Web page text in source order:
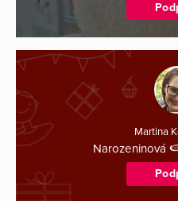
Martina
Narozeninová